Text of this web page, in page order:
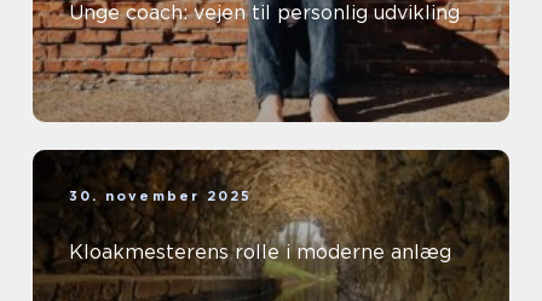
Unge coach: vejen til personlig udvikling
30. november 2025
Kloakmesterens rolle i moderne anlæg